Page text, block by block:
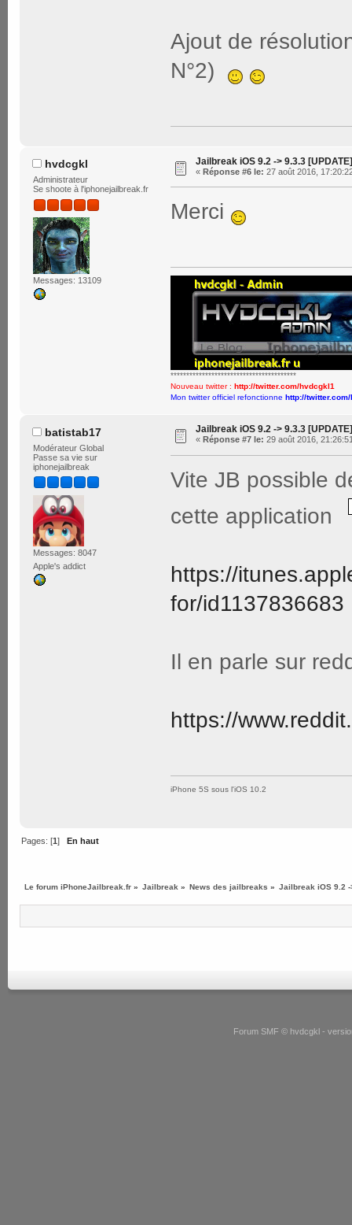
Ajout de
N°2)
hvdcgkl
Administrateur
Se shoote à l'iphonejailbreak.fr
Messages: 13109
Jailbreak iOS 9.2 -> 9.3.3 [UPDATE]
« Réponse #6 le: 27 août 2016,
Merci
****************************************
Nouveau twitter : http://twitter.com/hvdcgkl1
Mon twitter officiel refonctionne http://
batistab17
Modérateur Global
Passe sa vie sur
iphonejailbreak
Messages: 8047
Apple's addict
Jailbreak iOS 9.2 -> 9.3.3 [UPDATE]
« Réponse #7 le: 29 août 2016,
Vite JB possible
cette application
https://
for/id1137836683
Il en parle sur
https://
iPhone 5S sous l'iOS 10.2
Pages: [1]En haut
Le forum iPhoneJailbreak.fr » Jailbreak » News des jailbreaks » Jailbreak iOS 9.2 -
Forum SMF © hvdcgkl -